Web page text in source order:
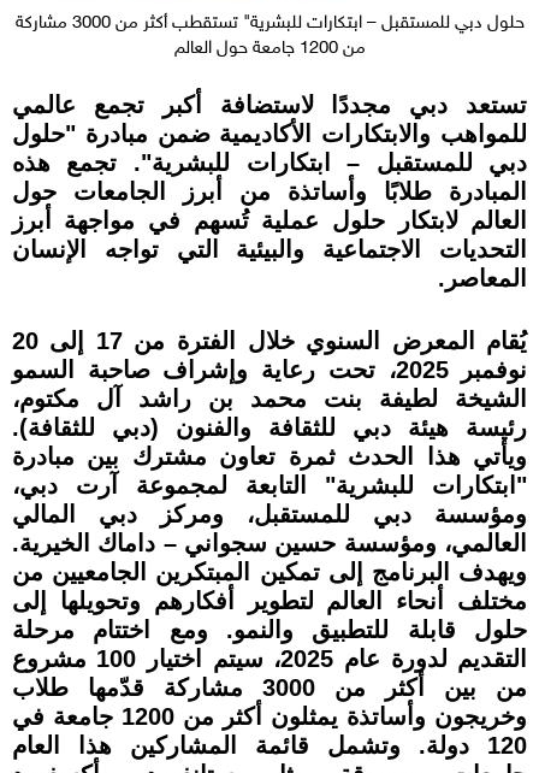
حلول دبي للمستقبل – ابتكارات للبشرية" تستقطب أكثر من 3000 مشاركة
من 1200 جامعة حول العالم
تستعد دبي مجددًا لاستضافة أكبر تجمع عالمي
للمواهب والابتكارات الأكاديمية ضمن مبادرة "حلول
دبي للمستقبل – ابتكارات للبشرية". تجمع هذه
المبادرة طلابًا وأساتذة من أبرز الجامعات حول
العالم لابتكار حلول عملية تُسهم في مواجهة أبرز
التحديات الاجتماعية والبيئية التي تواجه الإنسان
المعاصر.
يُقام المعرض السنوي خلال الفترة من 17 إلى 20
نوفمبر 2025، تحت رعاية وإشراف صاحبة السمو
الشيخة لطيفة بنت محمد بن راشد آل مكتوم،
رئيسة هيئة دبي للثقافة والفنون (دبي للثقافة).
ويأتي هذا الحدث ثمرة تعاون مشترك بين مبادرة
"ابتكارات للبشرية" التابعة لمجموعة آرت دبي،
ومؤسسة دبي للمستقبل، ومركز دبي المالي
العالمي، ومؤسسة حسين سجواني – داماك الخيرية.
ويهدف البرنامج إلى تمكين المبتكرين الجامعيين من
مختلف أنحاء العالم لتطوير أفكارهم وتحويلها إلى
حلول قابلة للتطبيق والنمو. ومع اختتام مرحلة
التقديم لدورة عام 2025، سيتم اختيار 100 مشروع
من بين أكثر من 3000 مشاركة قدّمها طلاب
وخريجون وأساتذة يمثلون أكثر من 1200 جامعة في
120 دولة. وتشمل قائمة المشاركين هذا العام